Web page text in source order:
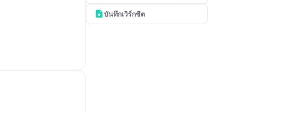
บันทึกเวิร์กชีต